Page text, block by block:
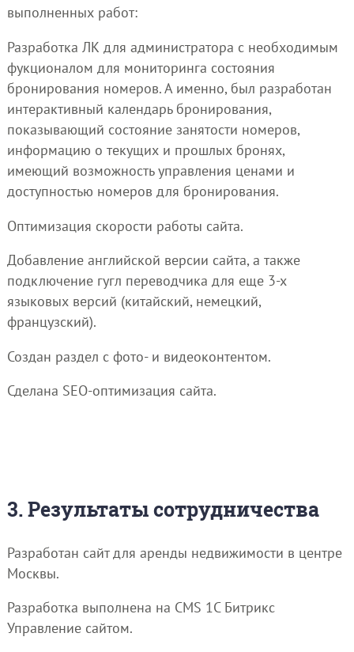
выполненных работ:
Разработка ЛК для администратора с необходимым
фукционалом для мониторинга состояния
бронирования номеров. А именно, был разработан
интерактивный календарь бронирования,
показывающий состояние занятости номеров,
информацию о текущих и прошлых бронях,
имеющий возможность управления ценами и
доступностью номеров для бронирования.
Оптимизация скорости работы сайта.
Добавление английской версии сайта, а также
подключение гугл переводчика для еще 3-х
языковых версий (китайский, немецкий,
французский).
Создан раздел с фото- и видеоконтентом.
Сделана SEO-оптимизация сайта.
3. Результаты сотрудничества
Разработан сайт для аренды недвижимости в центре
Москвы.
Разработка выполнена на CMS 1С Битрикс
Управление сайтом.